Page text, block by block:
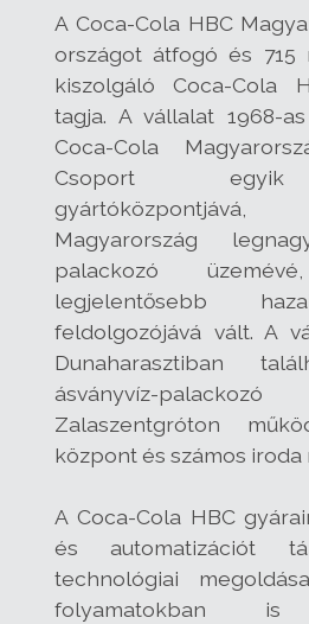
A Coca-Cola HBC
országot átfogó és 715
kiszolgáló Coca-Cola
tagja. A vállalat 1968-
Coca-Cola
Csoport egyik
Magyarország
palackozó
legjelentősebb
feldolgozójává vált. A
Dunaharasztiban
ásványvíz-
Zalaszentgróton
központ és számos iroda
A Coca-Cola HBC
és automatizációt
technológiai
folyamatokban is